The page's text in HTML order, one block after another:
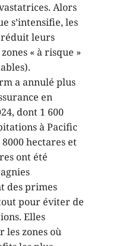
Alors
s’intensifie, les
leurs
« à risque »
a annulé plus
en
dont 1 600
à Pacific
hectares et
ont été
des primes
pour éviter de
Elles
les zones où